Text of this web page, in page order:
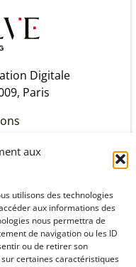
aux
utilisons des technologies
aux informations des
nous permettra de
de navigation ou les ID
ou de retirer son
certaines caractéristiques
Digitale
Paris